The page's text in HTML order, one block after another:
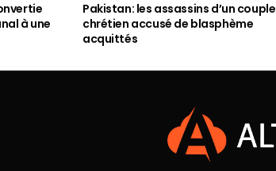
à une
Pakistan: les assassins d’un couple
chrétien accusé de blasphème
acquittés